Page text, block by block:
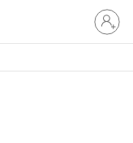
Prihláste
sa
k
kontu